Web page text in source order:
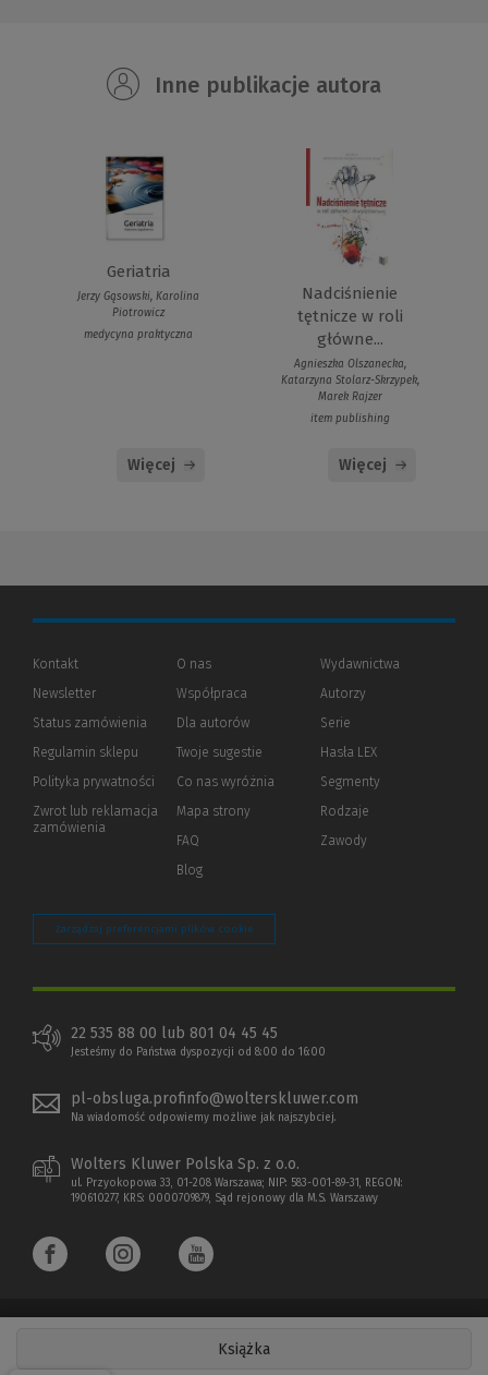
Książka
Inne publikacje autora
Geriatria
Jerzy Gąsowski, Karolina
Piotrowicz
medycyna praktyczna
Więcej
Nadciśnienie
tętnicze w roli
główne...
Agnieszka Olszanecka,
Katarzyna Stolarz-Skrzypek,
Marek Rajzer
item publishing
Więcej
Kontakt
Newsletter
Status zamówienia
Regulamin sklepu
Polityka prywatności (Nowe
(Link
innej
Zwrot lub reklamacja
zamówienia
O nas
Współpraca
Dla autorów(Nowe
(Link
innej
strony)
Twoje sugestie
Co nas wyróżnia
Mapa strony
FAQ
Blog
Wydawnictwa
Autorzy
Serie
Hasła LEX
Segmenty
Rodzaje
Zawody
Zarządzaj preferencjami plików cookie
22 535 88 00 lub 801 04 45 45
Jesteśmy do Państwa dyspozycji od 8:00 do 16:00
pl-obsluga.profinfo@wolterskluwer.com
Na wiadomość odpowiemy możliwe jak najszybciej.
Wolters Kluwer Polska Sp. z o.o.
ul. Przyokopowa 33, 01-208 Warszawa; NIP: 583-001-89-31, REGON:
190610277, KRS: 0000709879, Sąd rejonowy dla M.S. Warszawy